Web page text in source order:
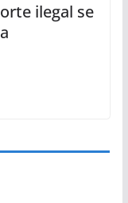
ilegal se